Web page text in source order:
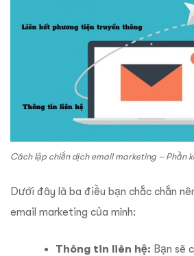
Cách lập chiến dịch email marketing – Phần
Dưới đây là ba điều bạn chắc chắn
email marketing của mình:
Thông tin liên hệ: Bạn sẽ